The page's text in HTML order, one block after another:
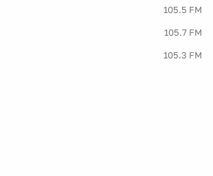
105.5 FM
105.7 FM
105.3 FM